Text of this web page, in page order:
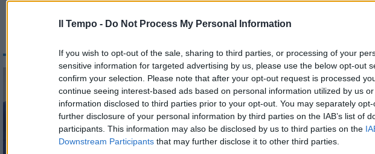
Il Tempo - Do Not Process My Personal Information
If you wish to opt-out of the sale, sharing to third parties, or processing of your
sensitive information for targeted advertising by us, please use the below opt-out
confirm your selection. Please note that after your opt-out request is processed
continue seeing interest-based ads based on personal information utilized by us
information disclosed to third parties prior to your opt-out. You may separately
further disclosure of your personal information by third parties on the IAB’s list of
participants. This information may also be disclosed by us to third parties on the
Downstream Participants that may further disclose it to other third parties.
Proiezioni e spoglio,
testa a testa in Umbria. In
Emilia-Romagna De
Pascale dichiara vittoria
americana